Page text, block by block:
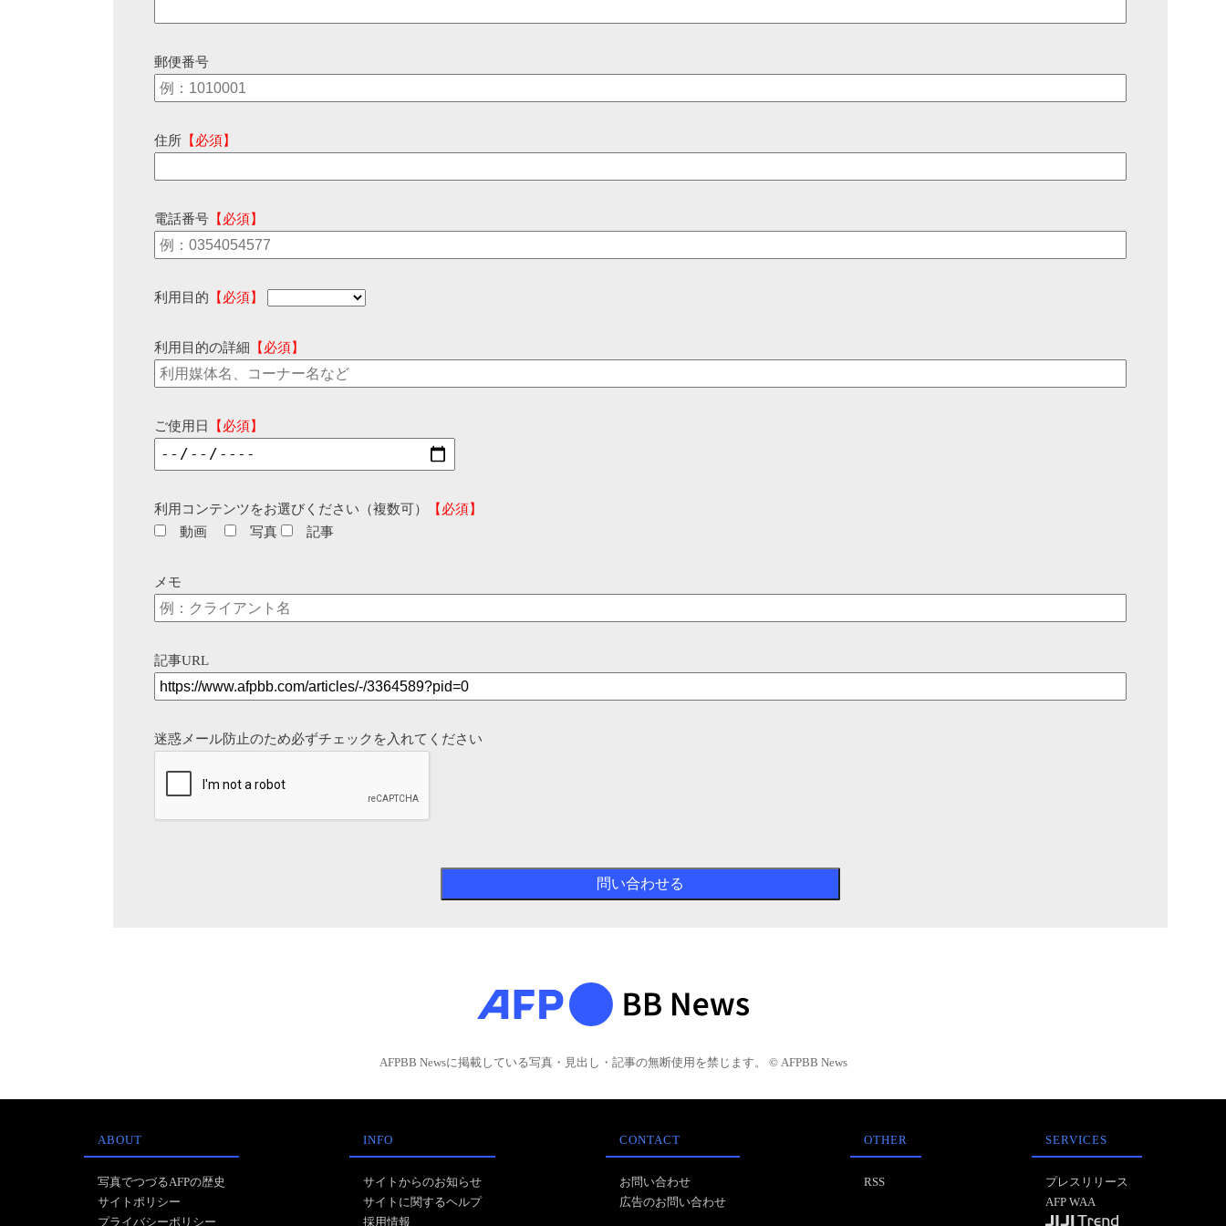
郵便番号
住所 【必須】
電話番号 【必須】
利用目的 【必須】
利用目的の詳細 【必須】
ご使用日 【必須】
利用コンテンツをお選びください（複数可）
【必須】
動画
写真 記事
メモ
記事URL
迷惑メール防止のため必ずチェックを入れてください
AFPBB Newsに掲載している写真・見出し・記事の無断使用を禁じます。 © AFPBB News
ABOUT
写真でつづるAFPの歴史
サイトポリシー
プライバシーポリシー
INFO
サイトからのお知らせ
サイトに関するヘルプ
採用情報
CONTACT
お問い合わせ
広告のお問い合わせ
OTHER
RSS
SERVICES
プレスリリース
AFP WAA